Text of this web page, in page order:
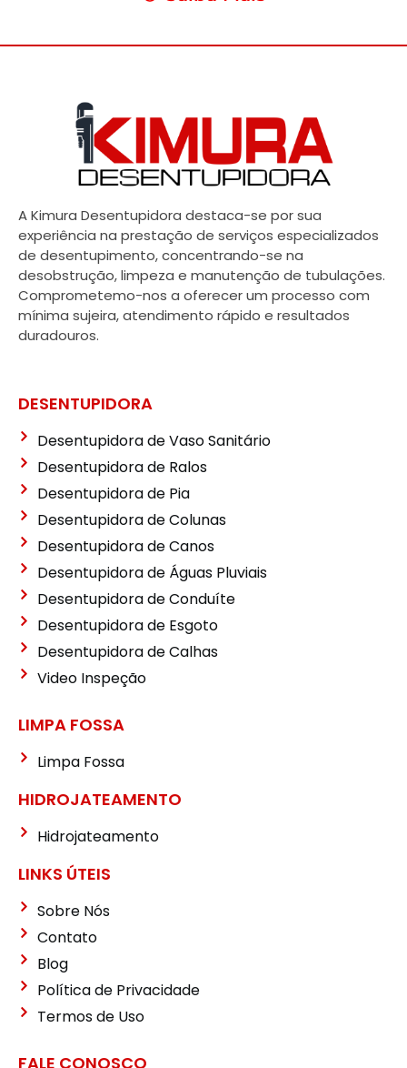
A Kimura Desentupidora destaca-se por sua
experiência na prestação de serviços especializados
de desentupimento, concentrando-se na
desobstrução, limpeza e manutenção de tubulações.
Comprometemo-nos a oferecer um processo com
mínima sujeira, atendimento rápido e resultados
duradouros.
DESENTUPIDORA
Desentupidora de Vaso Sanitário
Desentupidora de Ralos
Desentupidora de Pia
Desentupidora de Colunas
Desentupidora de Canos
Desentupidora de Águas Pluviais
Desentupidora de Conduíte
Desentupidora de Esgoto
Desentupidora de Calhas
Video Inspeção
LIMPA FOSSA
Limpa Fossa
HIDROJATEAMENTO
Hidrojateamento
LINKS ÚTEIS
Sobre Nós
Contato
Blog
Política de Privacidade
Termos de Uso
FALE CONOSCO